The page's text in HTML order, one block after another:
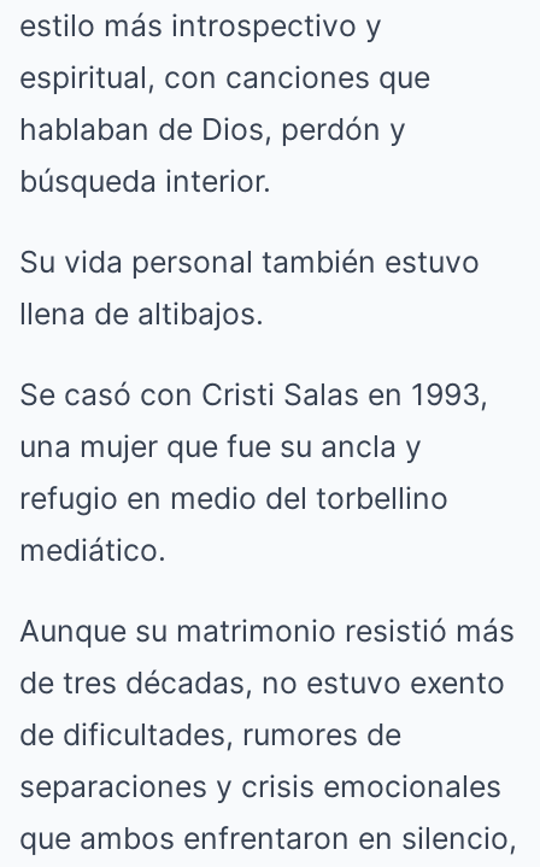
estilo más introspectivo y
espiritual, con canciones que
hablaban de Dios, perdón y
búsqueda interior.
Su vida personal también estuvo
llena de altibajos.
Se casó con Cristi Salas en 1993,
una mujer que fue su ancla y
refugio en medio del torbellino
mediático.
Aunque su matrimonio resistió más
de tres décadas, no estuvo exento
de dificultades, rumores de
separaciones y crisis emocionales
que ambos enfrentaron en silencio,